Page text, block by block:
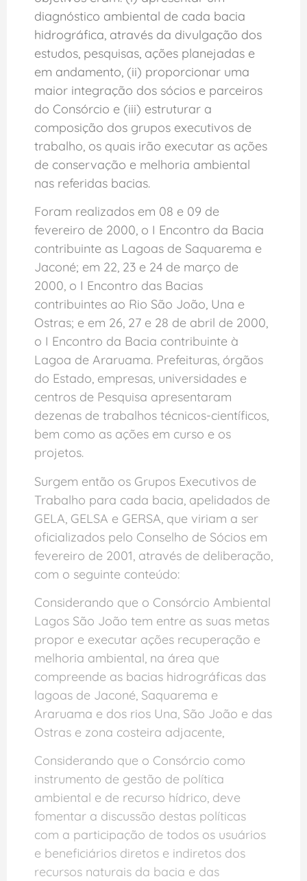
diagnóstico ambiental de cada bacia
hidrográfica, através da divulgação dos
estudos, pesquisas, ações planejadas e
em andamento, (ii) proporcionar uma
maior integração dos sócios e parceiros
do Consórcio e (iii) estruturar a
composição dos grupos executivos de
trabalho, os quais irão executar as ações
de conservação e melhoria ambiental
nas referidas bacias.
Foram realizados em 08 e 09 de
fevereiro de 2000, o I Encontro da Bacia
contribuinte as Lagoas de Saquarema e
Jaconé; em 22, 23 e 24 de março de
2000, o I Encontro das Bacias
contribuintes ao Rio São João, Una e
Ostras; e em 26, 27 e 28 de abril de 2000,
o I Encontro da Bacia contribuinte à
Lagoa de Araruama. Prefeituras, órgãos
do Estado, empresas, universidades e
centros de Pesquisa apresentaram
dezenas de trabalhos técnicos-científicos,
bem como as ações em curso e os
projetos.
Surgem então os Grupos Executivos de
Trabalho para cada bacia, apelidados de
GELA, GELSA e GERSA, que viriam a ser
oficializados pelo Conselho de Sócios em
fevereiro de 2001, através de deliberação,
com o seguinte conteúdo:
Considerando que o Consórcio Ambiental
Lagos São João tem entre as suas metas
propor e executar ações recuperação e
melhoria ambiental, na área que
compreende as bacias hidrográficas das
lagoas de Jaconé, Saquarema e
Araruama e dos rios Una, São João e das
Ostras e zona costeira adjacente,
Considerando que o Consórcio como
instrumento de gestão de política
ambiental e de recurso hídrico, deve
fomentar a discussão destas políticas
com a participação de todos os usuários
e beneficiários diretos e indiretos dos
recursos naturais da bacia e das